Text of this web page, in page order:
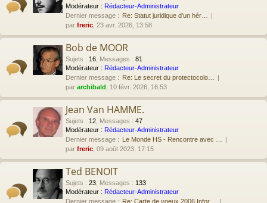
Modérateur : Rédacteur-Administrateur
Dernier message : Re: Statut juridique d'un hér…
par freric , 23 avr. 2026, 13:58
Bob de MOOR
Sujets : 16 Messages : 81
Modérateur : Rédacteur-Administrateur
Dernier message : Re: Le secret du protectocolo…
par archibald , 10 févr. 2026, 16:53
Jean Van HAMME.
Sujets : 12 Messages : 47
Modérateur : Rédacteur-Administrateur
Dernier message : Le Monde HS - Rencontre avec …
par freric , 09 août 2023, 17:15
Ted BENOIT
Sujets : 23 Messages : 133
Modérateur : Rédacteur-Administrateur
Dernier message : Re: Carte de voeux 2006 Infor…